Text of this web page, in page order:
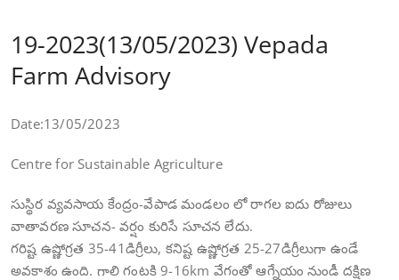
19-2023(13/05/2023) Vepada
Farm Advisory
Date:13/05/2023
Centre for Sustainable Agriculture
సుస్థిర వ్యవసాయ కేంద్రం-వేపాడ మండలం లో రాగల ఐదు రోజులు
వాతావరణ సూచన- వర్షం కురిసే సూచన లేదు.
గరిష్ట ఉష్ణోగ్రత 35-41డిగ్రీలు, కనిష్ట ఉష్ణోగ్రత 25-27డిగ్రీలుగా ఉండే
అవకాశం ఉంది. గాలి గంటకి 9-16km వేగంతో ఆగ్నేయం నుండీ దక్షిణ